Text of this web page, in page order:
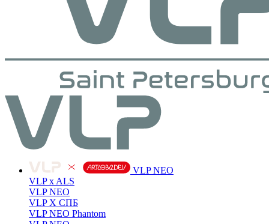
VLP NEO
VLP x ALS
VLP NEO
VLP X СПБ
VLP NEO Phantom